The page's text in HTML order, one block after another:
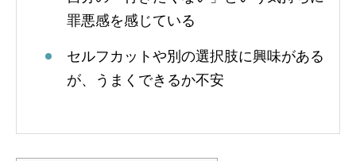
罪悪感を感じている
セルフカットや別の選択肢に興味がある
が、うまくできるか不安